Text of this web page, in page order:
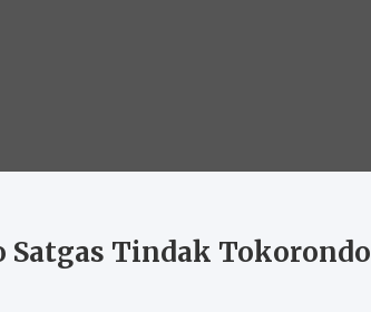
Tindak Tokorondo